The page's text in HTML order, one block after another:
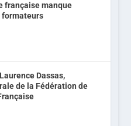
française manque
formateurs
Dassas,
de la Fédération de